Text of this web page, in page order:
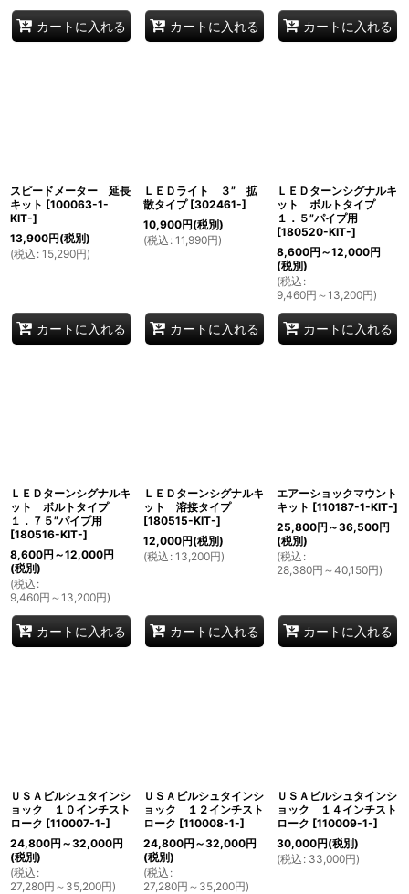
カートに入れる カートに入れる カートに入れる
スピードメーター 延長
キット [100063-1-
KIT-]
13,900円(税別)
(税込 : 15,290円)
カートに入れる
ＬＥＤライト ３” 拡
散タイプ [302461-]
10,900円(税別)
(税込 : 11,990円)
カートに入れる
ＬＥＤターンシグナルキ
ット ボルトタイプ
１．５”パイプ用
[180520-KIT-]
8,600円 ～12,000円
(税別)
(税込 :
9,460円 ～13,200円)
カートに入れる
ＬＥＤターンシグナルキ
ット ボルトタイプ
１．７５”パイプ用
[180516-KIT-]
8,600円 ～12,000円
(税別)
(税込 :
9,460円 ～13,200円)
カートに入れる
ＬＥＤターンシグナルキ
ット 溶接タイプ
[180515-KIT-]
12,000円(税別)
(税込 : 13,200円)
カートに入れる
エアーショックマウント
キット [110187-1-KIT-]
25,800円 ～36,500円
(税別)
(税込 :
28,380円 ～40,150円)
カートに入れる
ＵＳＡビルシュタインシ
ョック １０インチスト
ローク [110007-1-]
24,800円 ～32,000円
(税別)
(税込 :
27,280円 ～35,200円)
ＵＳＡビルシュタインシ
ョック １２インチスト
ローク [110008-1-]
24,800円 ～32,000円
(税別)
(税込 :
27,280円 ～35,200円)
ＵＳＡビルシュタインシ
ョック １４インチスト
ローク [110009-1-]
30,000円(税別)
(税込 : 33,000円)